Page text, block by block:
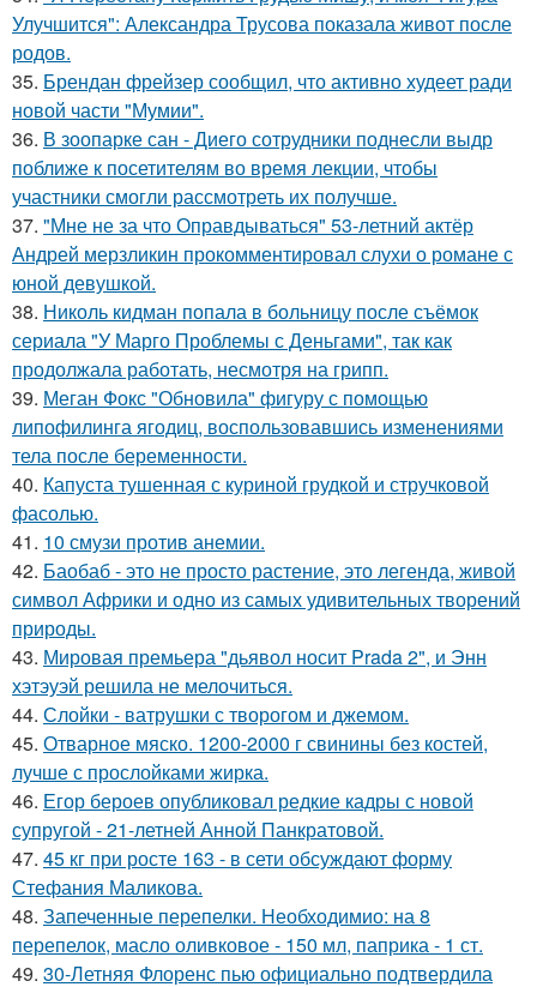
Улучшится": Александра Трусова показала живот после
родов.
35. Брендан фрейзер сообщил, что активно худеет ради
новой части "Мумии".
36. В зоопарке сан - Диего сотрудники поднесли выдр
поближе к посетителям во время лекции, чтобы
участники смогли рассмотреть их получше.
37. "Мне не за что Оправдываться" 53-летний актёр
Андрей мерзликин прокомментировал слухи о романе с
юной девушкой.
38. Николь кидман попала в больницу после съёмок
сериала "У Марго Проблемы с Деньгами", так как
продолжала работать, несмотря на грипп.
39. Меган Фокс "Обновила" фигуру с помощью
липофилинга ягодиц, воспользовавшись изменениями
тела после беременности.
40. Капуста тушенная с куриной грудкой и стручковой
фасолью.
41. 10 смузи против анемии.
42. Баобаб - это не просто растение, это легенда, живой
символ Африки и одно из самых удивительных творений
природы.
43. Мировая премьера "дьявол носит Prada 2", и Энн
хэтэуэй решила не мелочиться.
44. Слойки - ватрушки с творогом и джемом.
45. Отварное мяско. 1200-2000 г свинины без костей,
лучше с прослойками жирка.
46. Егор бероев опубликовал редкие кадры с новой
супругой - 21-летней Анной Панкратовой.
47. 45 кг при росте 163 - в сети обсуждают форму
Стефания Маликова.
48. Запеченные перепелки. Необходимио: на 8
перепелок, масло оливковое - 150 мл, паприка - 1 ст.
49. 30-Летняя Флоренс пью официально подтвердила